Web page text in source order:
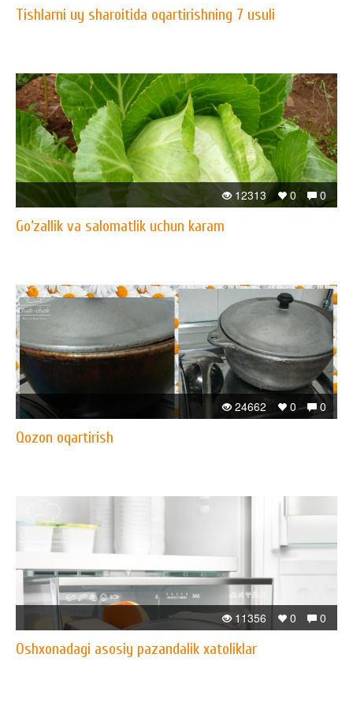
Tishlarni uy sharoitida oqartirishning 7 usuli
0
0
12313
Go‘zallik va salomatlik uchun karam
0
0
24662
Qozon oqartirish
0
0
11356
Oshxonadagi asosiy pazandalik xatoliklar